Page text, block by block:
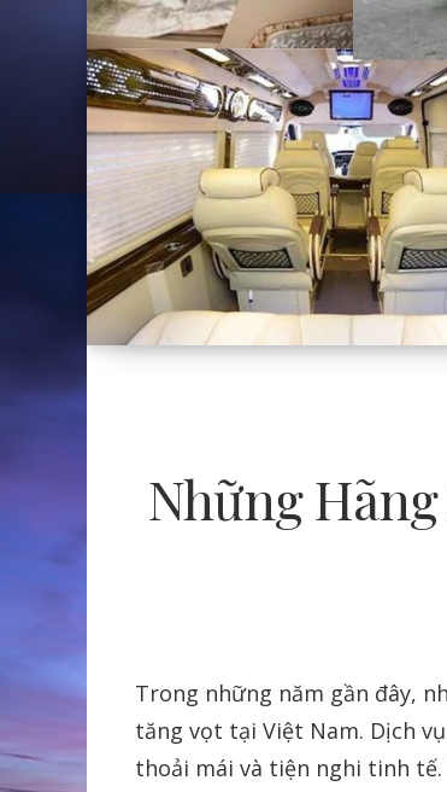
Những
Trong những năm gần đây,
tăng vọt tại Việt Nam. Dịch
thoải mái và tiện nghi tinh